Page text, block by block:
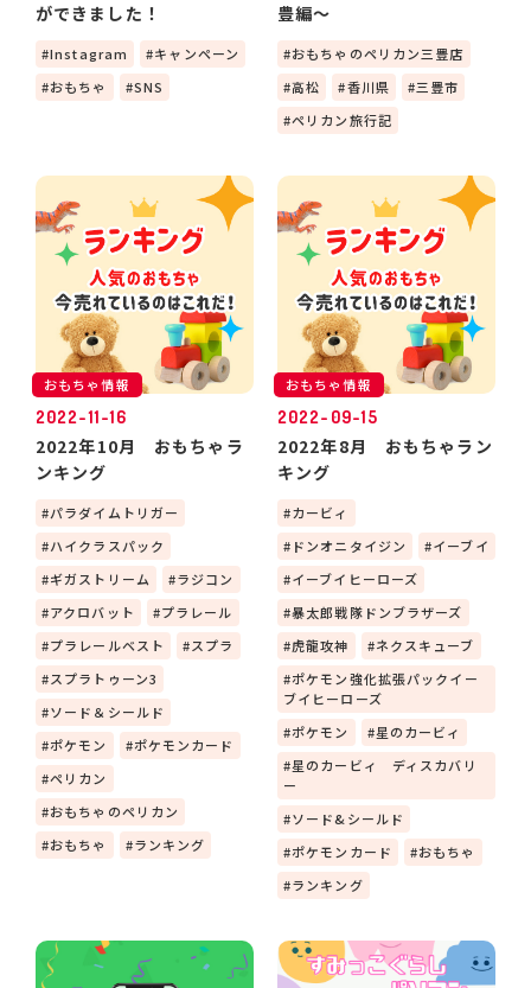
ができました！
Instagram
キャンペーン
おもちゃ
SNS
豊編～
おもちゃのペリカン三豊店
高松
香川県
三豊市
ペリカン旅行記
おもちゃ情報
2022-11-16
2022年10月 おもちゃラ
ンキング
パラダイムトリガー
ハイクラスパック
ギガストリーム
ラジコン
アクロバット
プラレール
プラレールベスト
スプラ
スプラトゥーン3
ソード＆シールド
ポケモン
ポケモンカード
ペリカン
おもちゃのペリカン
おもちゃ
ランキング
おもちゃ情報
2022-09-15
2022年8月 おもちゃラン
キング
カービィ
ドンオニタイジン
イーブイ
イーブイヒーローズ
暴太郎戦隊ドンブラザーズ
虎龍攻神
ネクスキューブ
ポケモン強化拡張パックイー
ブイヒーローズ
ポケモン
星のカービィ
星のカービィ ディスカバリ
ー
ソード&シールド
ポケモンカード
おもちゃ
ランキング